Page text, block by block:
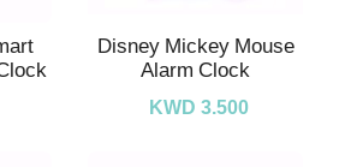
Disney Mickey Mouse
Alarm Clock
KWD 3.500